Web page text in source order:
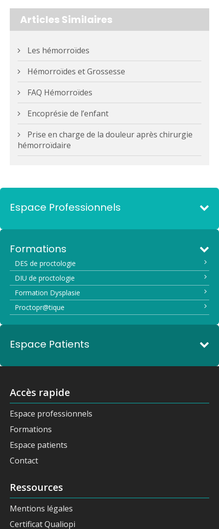
Articles Similaires
Les hémorroïdes
Hémorroïdes et Grossesse
FAQ Hémorroïdes
Encoprésie de l’enfant
Prise en charge de la douleur après chirurgie
hémorroïdaire
Espace Professionnels
Formations
DES de proctologie
DIU de proctologie
Formation Dysplasie
Proctopr@tique
Espace Patients
Accès rapide
Espace professionnels
Formations
Espace patients
Contact
Ressources
Mentions légales
Certificat Qualiopi